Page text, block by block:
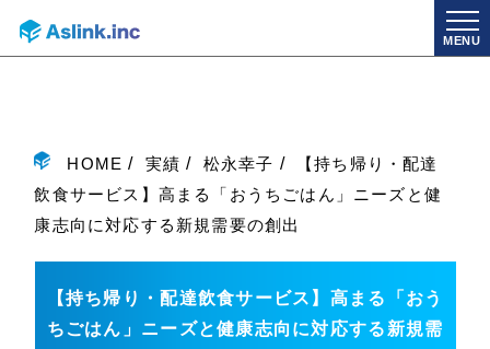
MENU
HOME 実績 松永幸子
【持ち帰り・配達
飲食サービス】高まる「おうちごはん」ニーズと健
康志向に対応する新規需要の創出
【持ち帰り・配達飲食サービス】高まる「おう
ちごはん」ニーズと健康志向に対応する新規需